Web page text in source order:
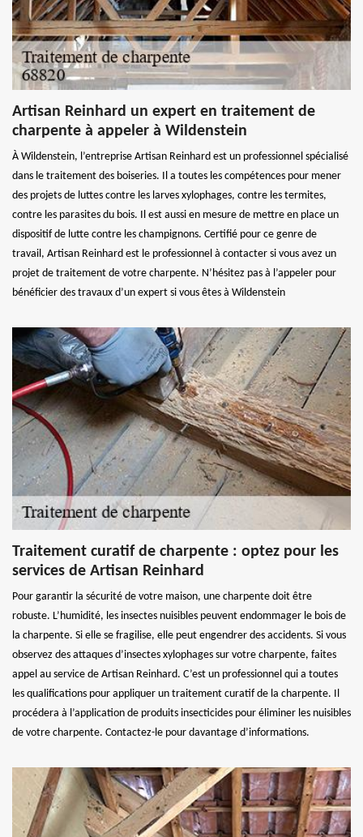
Artisan Reinhard un expert en traitement de
charpente à appeler à Wildenstein
À Wildenstein, l’entreprise Artisan Reinhard est un professionnel spécialisé
dans le traitement des boiseries. Il a toutes les compétences pour mener
des projets de luttes contre les larves xylophages, contre les termites,
contre les parasites du bois. Il est aussi en mesure de mettre en place un
dispositif de lutte contre les champignons. Certifié pour ce genre de
travail, Artisan Reinhard est le professionnel à contacter si vous avez un
projet de traitement de votre charpente. N’hésitez pas à l’appeler pour
bénéficier des travaux d’un expert si vous êtes à Wildenstein
Traitement curatif de charpente : optez pour les
services de Artisan Reinhard
Pour garantir la sécurité de votre maison, une charpente doit être
robuste. L’humidité, les insectes nuisibles peuvent endommager le bois de
la charpente. Si elle se fragilise, elle peut engendrer des accidents. Si vous
observez des attaques d’insectes xylophages sur votre charpente, faites
appel au service de Artisan Reinhard. C’est un professionnel qui a toutes
les qualifications pour appliquer un traitement curatif de la charpente. Il
procédera à l’application de produits insecticides pour éliminer les nuisibles
de votre charpente. Contactez-le pour davantage d’informations.